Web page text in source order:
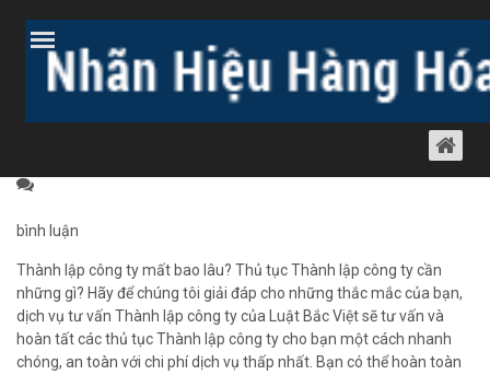
THÀNH LẬP CÔNG TY CẦN NHỮNG GÌ?
bình luận
Thành lập công ty mất bao lâu? Thủ tục Thành lập công ty cần
những gì? Hãy để chúng tôi giải đáp cho những thắc mắc của bạn,
dịch vụ tư vấn Thành lập công ty của Luật Bắc Việt sẽ tư vấn và
hoàn tất các thủ tục Thành lập công ty cho bạn một cách nhanh
chóng, an toàn với chi phí dịch vụ thấp nhất. Bạn có thể hoàn toàn